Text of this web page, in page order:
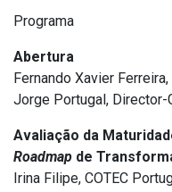
Programa
Abertura
Fernando Xavier
Jorge Portugal, Director-
Avaliação da
Roadmap de
Irina Filipe, COTEC